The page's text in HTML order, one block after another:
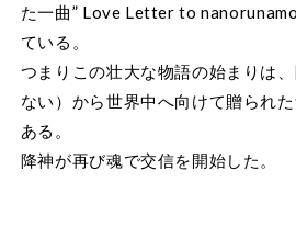
た一曲” Love Letter to
ている。
つまりこの壮大な物語の始まりは
ない）から世界中へ向けて贈られ
ある。
降神が再び魂で交信を開始した。